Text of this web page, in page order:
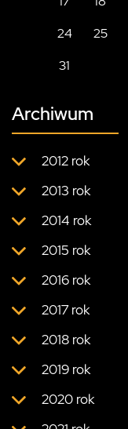
24
25
31
Archiwum
2012 rok
2013 rok
2014 rok
2015 rok
2016 rok
2017 rok
2018 rok
2019 rok
2020 rok